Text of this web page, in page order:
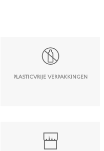
PLASTICVRIJE VERPAKKINGEN